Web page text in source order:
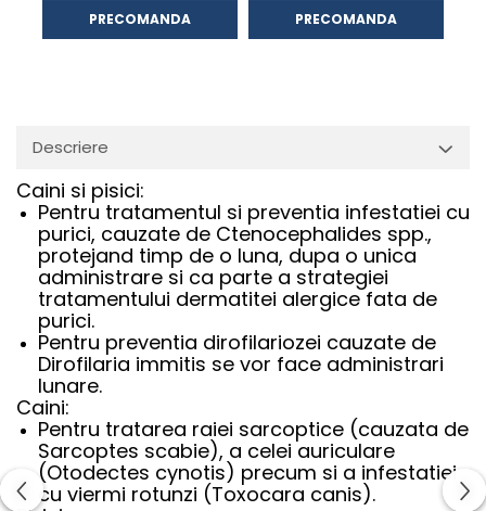
PRECOMANDA PRECOMANDA
Descriere
Caini si pisici:
Pentru tratamentul si preventia infestatiei cu
purici, cauzate de Ctenocephalides spp.,
protejand timp de o luna, dupa o unica
administrare si ca parte a strategiei
tratamentului dermatitei alergice fata de
purici.
Pentru preventia dirofilariozei cauzate de
Dirofilaria immitis se vor face administrari
lunare.
Caini:
Pentru tratarea raiei sarcoptice (cauzata de
Sarcoptes scabie), a celei auriculare
(Otodectes cynotis) precum si a infestatiei
cu viermi rotunzi (Toxocara canis).